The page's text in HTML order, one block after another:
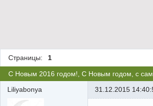
Страницы: 1
С Новым 2016 годом!, С Новым годом, с
Liliyabonya
31.12.2015